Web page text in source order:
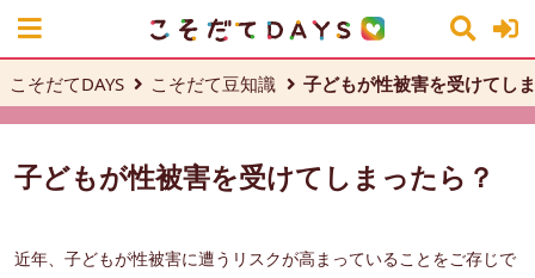
こそだてDAYS こそだて豆知識 子どもが性被害を受けてし
子どもが性被害を受けてしまったら？
近年、子どもが性被害に遭うリスクが高まっていることをご存じで